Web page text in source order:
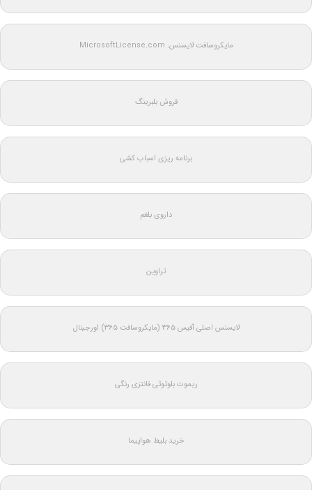
مایکروسافت لایسنس: MicrosoftLicense.com
فروش بلبرینگ
برنامه ریزی اسباب کشی
داروی بلغم
تراوین
لایسنس اصلی آفیس ۳۶۵ (مایکروسافت ۳۶۵) اورجینال
ریموت بلوتوثی فانتزی رنگی
خرید بلیط هواپیما